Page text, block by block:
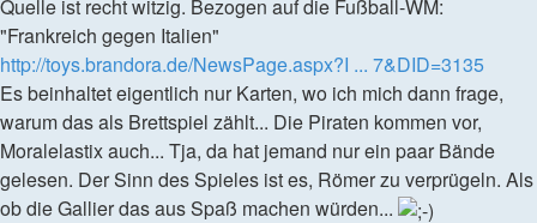
Quelle ist recht witzig. Bezogen auf die Fußball-WM:
"Frankreich gegen Italien"
http://toys.brandora.de/NewsPage.aspx?I ... 7&DID=3135
Es beinhaltet eigentlich nur Karten, wo ich mich dann frage,
warum das als Brettspiel zählt... Die Piraten kommen vor,
Moralelastix auch... Tja, da hat jemand nur ein paar Bände
gelesen. Der Sinn des Spieles ist es, Römer zu verprügeln. Als
ob die Gallier das aus Spaß machen würden...